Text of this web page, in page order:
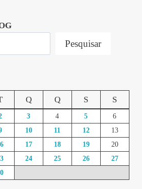
Pesquisar
Q Q S S
3 4 5
6
10 11 12
13
17 18 19
20
24 25 26
27